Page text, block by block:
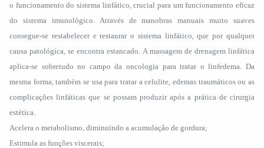
o funcionamento do sistema linfático, crucial para um funcionamento eficaz
do sistema imunológico. Através de manobras manuais muito suaves
consegue-se restabelecer e restaurar o sistema linfático, que por qualquer
causa patológica, se encontra estancado. A massagem de drenagem linfática
aplica-se sobretudo no campo da oncologia para tratar o linfedema. Da
mesma forma, também se usa para tratar a celulite, edemas traumáticos ou as
complicações linfáticas que se possam produzir após a prática de cirurgia
estética.
Acelera o metabolismo, diminuindo a acumulação de gordura;
Estimula as funções viscerais;